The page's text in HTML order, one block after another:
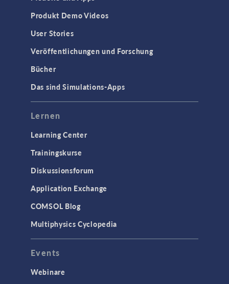
Produkt Demo Videos
User Stories
Veröffentlichungen und Forschung
Bücher
Das sind Simulations-Apps
Lernen
Learning Center
Trainingskurse
Diskussionsforum
Application Exchange
COMSOL Blog
Multiphysics Cyclopedia
Events
Webinare